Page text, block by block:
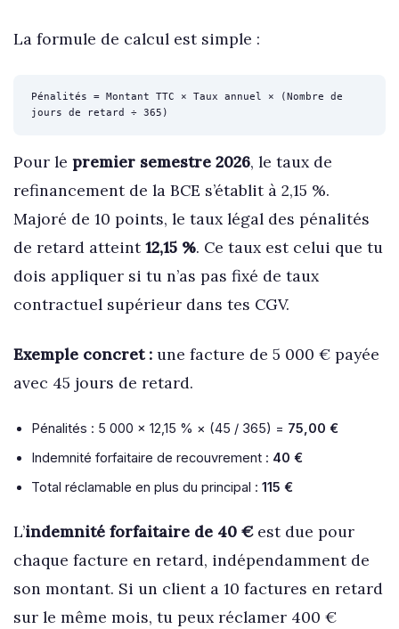
La formule de calcul est simple :
Pénalités = Montant TTC × Taux annuel × (Nombre de
jours de retard ÷ 365)
Pour le premier semestre 2026, le taux de
refinancement de la BCE s’établit à 2,15 %.
Majoré de 10 points, le taux légal des pénalités
de retard atteint 12,15 %. Ce taux est celui que tu
dois appliquer si tu n’as pas fixé de taux
contractuel supérieur dans tes CGV.
Exemple concret :une facture de 5 000 € payée
avec 45 jours de retard.
Pénalités : 5 000 × 12,15 % × (45 / 365) = 75,00 €
Indemnité forfaitaire de recouvrement : 40 €
Total réclamable en plus du principal : 115 €
L’indemnité forfaitaire de 40 €est due pour
chaque facture en retard, indépendamment de
son montant. Si un client a 10 factures en retard
sur le même mois, tu peux réclamer 400 €